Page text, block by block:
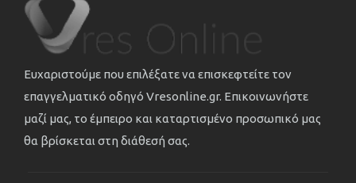
Ευχαριστούμε που επιλέξατε να επισκεφτείτε τον
επαγγελματικό οδηγό Vresonline.gr. Επικοινωνήστε
μαζί μας, το έμπειρο και καταρτισμένο προσωπικό μας
θα βρίσκεται στη διάθεσή σας.